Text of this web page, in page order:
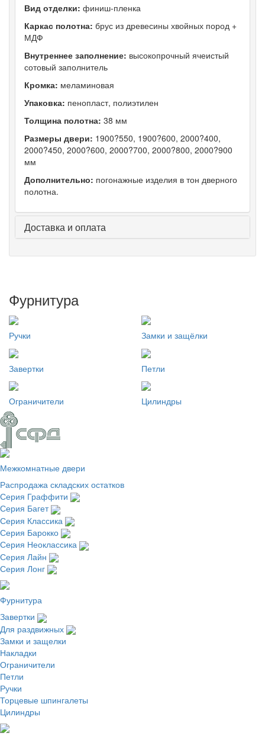
Вид отделки: финиш-пленка
Каркас полотна: брус из древесины хвойных пород +
МДФ
Внутреннее заполнение: высокопрочный ячеистый
сотовый заполнитель
Кромка: меламиновая
Упаковка: пенопласт, полиэтилен
Толщина полотна: 38 мм
Размеры двери: 1900?550, 1900?600, 2000?400,
2000?450, 2000?600, 2000?700, 2000?800, 2000?900
мм
Дополнительно: погонажные изделия в тон дверного
полотна.
Доставка и оплата
Фурнитура
Ручки Замки и защёлки
Завертки Петли
Ограничители Цилиндры
Межкомнатные двери
Распродажа складских остатков
Серия Граффити
Серия Багет
Серия Классика
Серия Барокко
Серия Неоклассика
Серия Лайн
Серия Лонг
Фурнитура
Завертки
Для раздвижных
Замки и защелки
Накладки
Ограничители
Петли
Ручки
Торцевые шпингалеты
Цилиндры